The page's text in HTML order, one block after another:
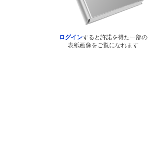
ログインすると許諾を得た一部の
表紙画像をご覧になれます